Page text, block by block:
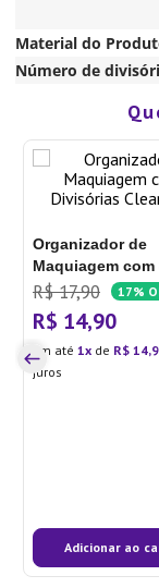
Material do
Número de
Organizador de
Maquiagem com
Divisórias Clear -
R$ 17,90 17%
R$ 14,90
Em até 1 de R$ 14,
juros
Adicionar ao